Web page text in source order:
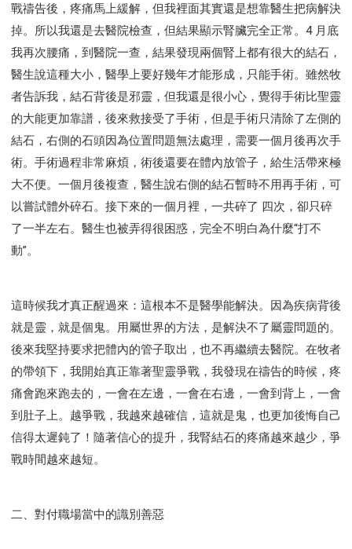
戰禱告後，疼痛馬上緩解，但我裡面其實還是想靠醫生把病解決
掉。所以我還是去醫院檢查，但結果顯示腎臟完全正常。4 月底
我再次腰痛，到醫院一查，結果發現兩個腎上都有很大的結石，
醫生說這種大小，醫學上要好幾年才能形成，只能手術。雖然牧
者告訴我，結石背後是邪靈，但我還是很小心，覺得手術比聖靈
的大能更加靠譜，後來救接受了手術，但是手術只清除了左側的
結石，右側的石頭因為位置問題無法處理，需要一個月後再次手
術。手術過程非常麻煩，術後還要在體內放管子，給生活帶來極
大不便。一個月後複查，醫生說右側的結石暫時不用再手術，可
以嘗試體外碎石。接下來的一個月裡，一共碎了 四次，卻只碎
了一半左右。醫生也被弄得很困惑，完全不明白為什麼“打不
動”。
這時候我才真正醒過來：這根本不是醫學能解決。因為疾病背後
就是靈，就是個鬼。用屬世界的方法，是解決不了屬靈問題的。
後來我堅持要求把體內的管子取出，也不再繼續去醫院。在牧者
的帶領下，我開始真正靠著聖靈爭戰，我發現在禱告的時候，疼
痛會跑來跑去的，一會在左邊，一會在右邊，一會到背上，一會
到肚子上。越爭戰，我越來越確信，這就是鬼，也更加後悔自己
信得太遲鈍了！隨著信心的提升，我腎結石的疼痛越來越少，爭
戰時間越來越短。
二、對付職場當中的識別善惡